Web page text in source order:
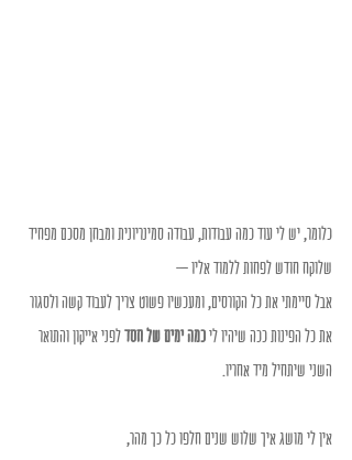
כלומר, יש לי עוד כמה עבודות, עבודה סמינריונית ומבחן מסכם מפחיד
שלוקח חודש לפחות ללמוד אליו –
אבל סיימתי את כל הקורסים, ומעכשיו פשוט צריך לעבוד קשה ולסגור
את כל הפינות ככה שיהיו לי כמה ימים של חסד לפני אייקון והתואר
השני שיתחיל מיד אחריו.
אין לי מושג איך שלוש שנים חלפו כל כך מהר,